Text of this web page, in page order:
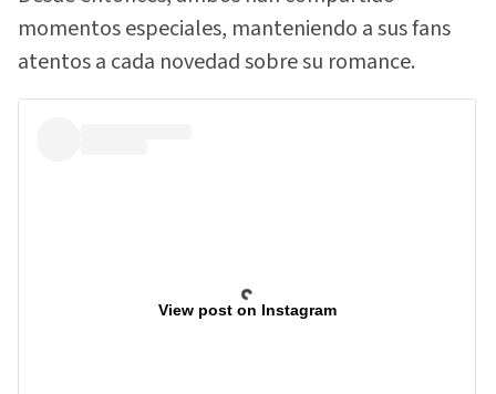
momentos especiales, manteniendo a sus fans
atentos a cada novedad sobre su romance.
View post on Instagram